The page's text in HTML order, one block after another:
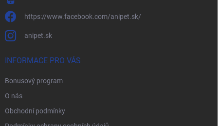
https://www.facebook.com/anipet.sk/
anipet.sk
INFORMACE PRO VÁS
Bonusový program
O nás
Obchodní podmínky